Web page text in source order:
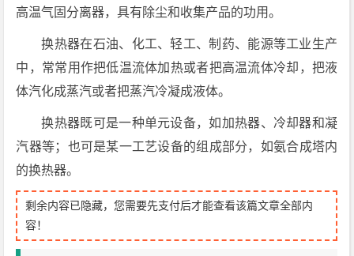
高温气固分离器，具有除尘和收集产品的功用。
换热器在石油、化工、轻工、制药、能源等工业生产
中，常常用作把低温流体加热或者把高温流体冷却，把液
体汽化成蒸汽或者把蒸汽冷凝成液体。
换热器既可是一种单元设备，如加热器、冷却器和凝
汽器等；也可是某一工艺设备的组成部分，如氨合成塔内
的换热器。
剩余内容已隐藏，您需要先支付后才能查看该篇文章全部内
容！